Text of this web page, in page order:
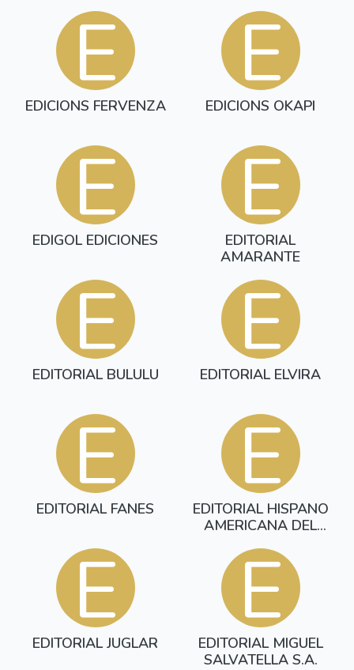
E
EDICIONS FERVENZA E
EDICIONS OKAPI
E
EDIGOL EDICIONES E
EDITORIAL
AMARANTE
E
EDITORIAL BULULU E
EDITORIAL ELVIRA
E
EDITORIAL FANES E
EDITORIAL HISPANO
AMERICANA DEL
E
EDITORIAL JUGLAR E
EDITORIAL MIGUEL
SALVATELLA S.A.